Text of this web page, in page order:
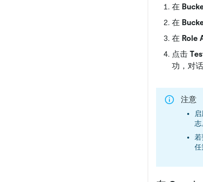
在
在
在 Role
点击
功，对
注意
志
若
任